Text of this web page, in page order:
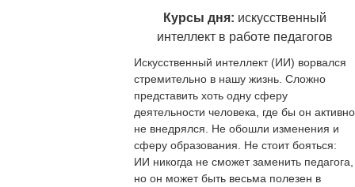
Курсы дня: искусственный
интеллект в работе педагогов
Искусственный интеллект (ИИ) ворвался
стремительно в нашу жизнь. Сложно
представить хоть одну сферу
деятельности человека, где бы он активно
не внедрялся. Не обошли изменения и
сферу образования. Не стоит бояться:
ИИ никогда не сможет заменить педагога,
но он может быть весьма полезен в